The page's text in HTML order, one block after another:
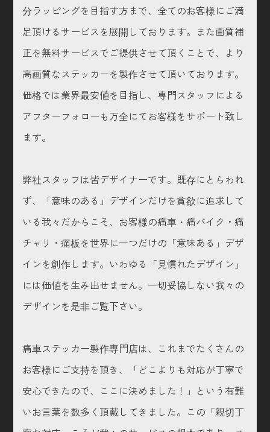
分ラッピングを目指す方まで、全てのお客様にご満
足頂けるサービスを展開しております。また画質補
正を無料サービスでご提供させて頂くことで、より
高画質なステッカーを製作させて頂いております。
価格では業界最安値を目指し、専門スタッフによる
アフターフォローも万全にてお客様をサポート致し
ます。
弊社スタッフは皆デザイナーです。既存にとらわれ
ず、「意味のある」デザインだけを貪欲に追求して
いる我々だからこそ、お客様の痛車・痛バイク・痛
チャリ・痛板を世界に一つだけの「意味ある」デザ
インを創作します。いわゆる「見慣れたデザイン」
には価値を生み出せません。一切妥協しない我々の
デザインを是非ご覧下さい。
痛車ステッカー製作専門店は、これまでたくさんの
お客様にご支持を頂き、「どこよりも対応が丁寧で
安心できたので、ここに決めました！」という有難
いお言葉を数多く頂戴してきました。この「親切丁